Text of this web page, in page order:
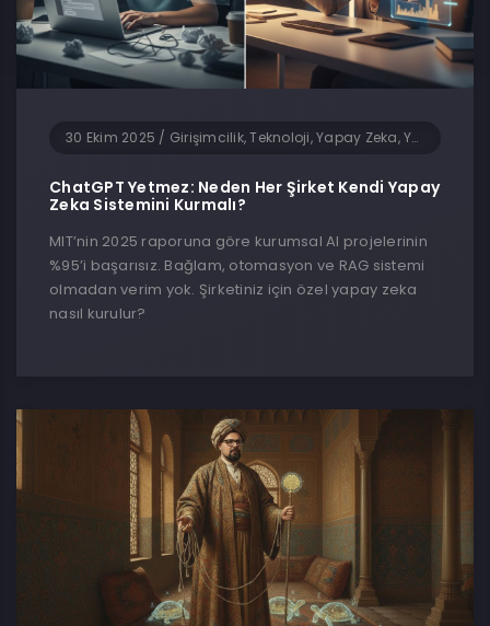
30 Ekim 2025 / Girişimcilik, Teknoloji, Yapay Zeka, Yazılım
ChatGPT Yetmez: Neden Her Şirket Kendi Yapay
Zeka Sistemini Kurmalı?
MIT’nin 2025 raporuna göre kurumsal AI projelerinin
%95’i başarısız. Bağlam, otomasyon ve RAG sistemi
olmadan verim yok. Şirketiniz için özel yapay zeka
nasıl kurulur?